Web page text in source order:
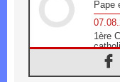
Pape
1ère
Un